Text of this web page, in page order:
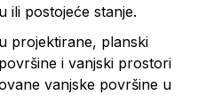
ili postojeće stanje.
projektirane, planski
i vanjski prostori
vanjske površine u